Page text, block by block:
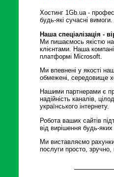
Хостинг 1Gb.ua -
будь-які сучасні вимоги.
Наша спеціалізація -
Ми пишаємось якістю
клієнтами. Наша
платформі Microsoft.
Ми впевнені у якості
обмежені, середовище
Нашими партнерами є
надійність каналів,
українського інтернету.
Робота ваших сайтів
від вирішення будь-
Ми виставляємо
послуги просто, зручно,